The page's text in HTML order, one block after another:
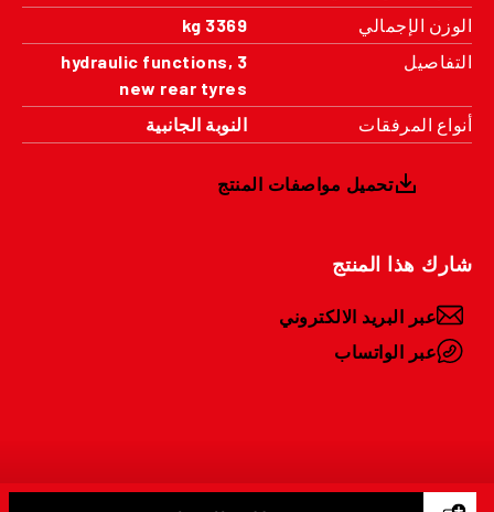
الوزن الإجمالي
3369 kg
التفاصيل
3 hydraulic functions,
new rear tyres
أنواع المرفقات
النوبة الجانبية
تحميل مواصفات المنتج
شارك هذا المنتج
عبر البريد الالكتروني
عبر الواتساب